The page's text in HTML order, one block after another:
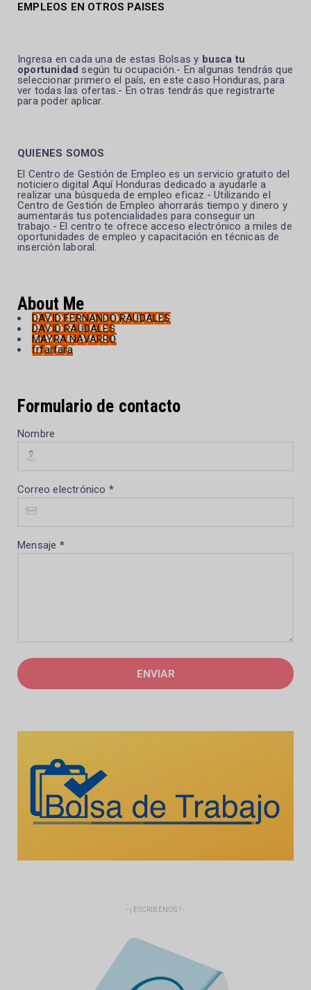
EMPLEOS EN OTROS PAISES
Ingresa en cada una de estas Bolsas y busca tu
oportunidad según tu ocupación.- En algunas tendrás que
seleccionar primero el país, en este caso Honduras, para
ver todas las ofertas.- En otras tendrás que registrarte
para poder aplicar.
QUIENES SOMOS
El Centro de Gestión de Empleo es un servicio gratuito del
noticiero digital Aquí Honduras dedicado a ayudarle a
realizar una búsqueda de empleo eficaz.- Utilizando el
Centro de Gestión de Empleo ahorrarás tiempo y dinero y
aumentarás tus potencialidades para conseguir un
trabajo.- El centro te ofrece acceso electrónico a miles de
oportunidades de empleo y capacitación en técnicas de
inserción laboral.
About Me
DAVID FERNANDO RAUDALES
DAVID RAUDALES
MAYRA NAVARRO
frfarfara
Formulario de contacto
Nombre
Correo electrónico *
Mensaje *
- ¡ ESCRIBENOS ! -